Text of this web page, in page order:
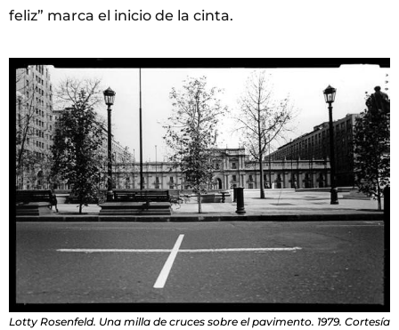
feliz” marca el inicio de la cinta.
Lotty Rosenfeld. Una milla de cruces sobre el pavimento. 1979. Cortesía